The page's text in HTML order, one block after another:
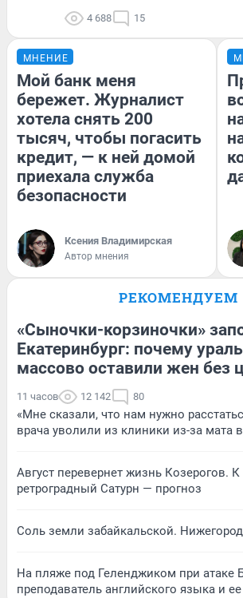
4 688 15
МНЕНИЕ
Мой банк меня
бережет. Журналист
хотела снять 200
тысяч, чтобы погасить
кредит, — к ней домой
приехала служба
безопасности
Ксения Владимирская
Автор мнения
РЕКОМЕНДУЕМ
«Сыночки-корзиночки»
Екатеринбург: почему
массово оставили жен без
11 часов 12 142 80
«Мне сказали, что нам нужно
врача уволили из клиники из-за мата
Август перевернет жизнь Козерогов. К
ретроградный Сатурн — прогноз
Соль земли забайкальской.
На пляже под Геленджиком при атаке
преподаватель английского языка и